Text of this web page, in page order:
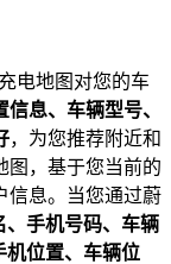
电地图对您的车
信息、车辆型号、
，为您推荐附近和
图，基于您当前的
信息。当您通过蔚
、手机号码、车辆
位置、车辆位